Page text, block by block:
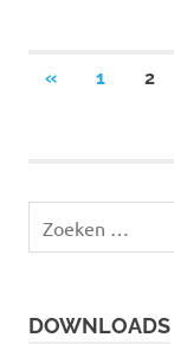
« VORIGE
1 2
e
DOWNLOADS